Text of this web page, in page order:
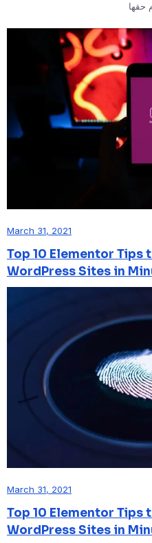
حقها
March 31, 2021
Top 10 Elementor Tips
WordPress Sites in
March 31, 2021
Top 10 Elementor Tips
WordPress Sites in